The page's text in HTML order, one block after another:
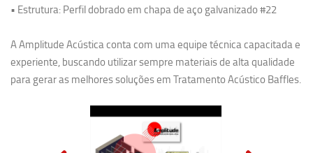
• Estrutura: Perfil dobrado em chapa de aço galvanizado #22
A Amplitude Acústica conta com uma equipe técnica capacitada e
experiente, buscando utilizar sempre materiais de alta qualidade
para gerar as melhores soluções em Tratamento Acústico Baffles.